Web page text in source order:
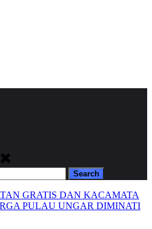
GRATIS DAN KACAMATA
PULAU UNGAR DIMINATI